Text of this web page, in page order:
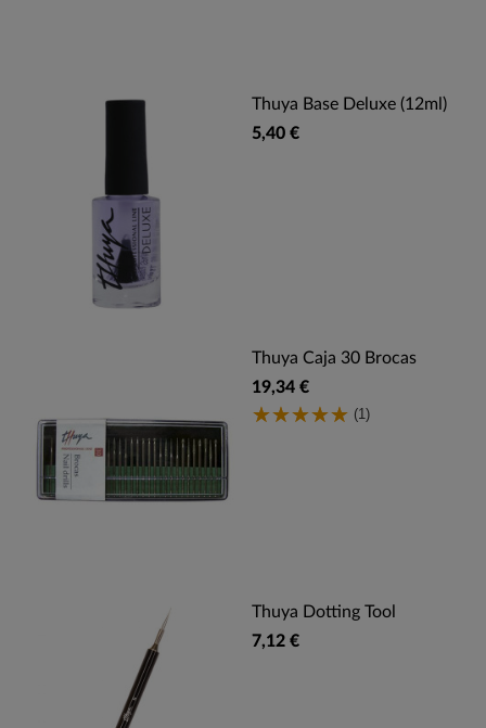
Thuya Base Deluxe (12ml)
5,40 €
Thuya Caja 30 Brocas
19,34 €
(1)
Thuya Dotting Tool
7,12 €